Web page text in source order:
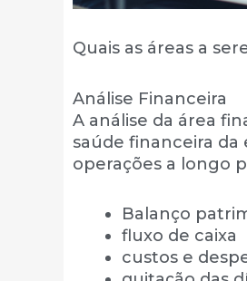
Quais as áreas a
Análise Financeira
A análise da área
saúde financeira da
operações a longo
Balanço
fluxo de caixa
custos e